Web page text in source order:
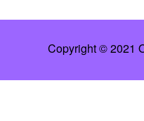
Copyright © 2021